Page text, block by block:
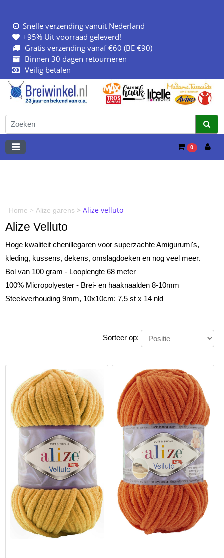
Snelle verzending vanuit Nederland
+95% Uit voorraad geleverd!
Gratis verzending vanaf €60 (BE €90)
Binnen 30 dagen retourneren
Veilig betalen
0
Home >Alize garens > Alize velluto
Alize Velluto
Hoge kwaliteit chenillegaren voor superzachte Amigurumi's,
kleding, kussens, dekens, omslagdoeken en nog veel meer.
Bol van 100 gram - Looplengte 68 meter
100% Micropolyester - Brei- en haaknaalden 8-10mm
Steekverhouding 9mm, 10x10cm: 7,5 st x 14 nld
Sorteer op: